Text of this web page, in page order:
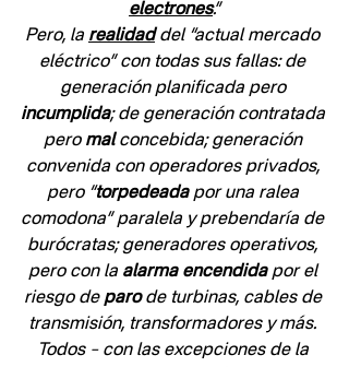
electrones.”
Pero, la realidad del “actual mercado
eléctrico” con todas sus fallas: de
generación planificada pero
incumplida; de generación contratada
pero mal concebida; generación
convenida con operadores privados,
pero “torpedeada por una ralea
comodona” paralela y prebendaría de
burócratas; generadores operativos,
pero con la alarma encendida por el
riesgo de paro de turbinas, cables de
transmisión, transformadores y más.
Todos – con las excepciones de la